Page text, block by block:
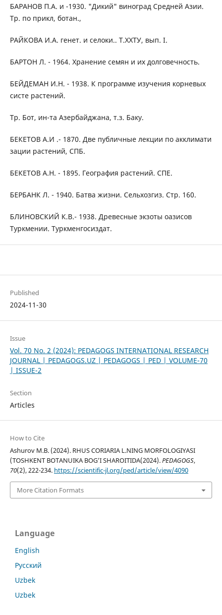
БАРАНОВ П.А. и -1930. "Дикий" виноград Средней Азии.
Тр. по прикл, ботан.,
РАЙКОВА И.А. генет. и селоки.. Т.ХХТУ, вып. I.
БАРТОН Л. - 1964. Хранение семян и их долговечность.
БЕЙДЕМАН И.Н. - 1938. К программе изучения корневых
систе растений.
Тр. Бот, ин-та Азербайджана, т.з. Баку.
БЕКЕТОВ А.И .- 1870. Две публичные лекции по акклимати
зации растений, СПБ.
БЕКЕТОВ А.Н. - 1895. География растений. СПЕ.
БЕРБАНК Л. - 1940. Батва жизни. Сельхозгиз. Стр. 160.
БЛИНОВСКИЙ К.В.- 1938. Древесные экзоты оазисов
Туркмении. Туркменгосиздат.
Published
2024-11-30
Issue
Vol. 70 No. 2 (2024): PEDAGOGS INTERNATIONAL RESEARCH
JOURNAL | PEDAGOGS.UZ | PEDAGOGS | PED | VOLUME-70
| ISSUE-2
Section
Articles
How to Cite
Ashurov M.B. (2024). RHUS CORIARIA L.NING MORFOLOGIYASI
(TOSHKENT BOTANUIKA BOG’I SHAROITIDA(2024).PEDAGOGS,
70(2), 222-234. https://scientific-jl.org/ped/article/view/4090
More Citation Formats
Language
English
Русский
Uzbek
Uzbek